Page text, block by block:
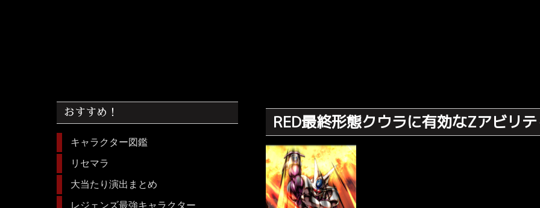
RED最終形態クウラに有効なZアビリ
おすすめ！
キャラクター図鑑
リセマラ
大当たり演出まとめ
レジェンズ最強キャラクター